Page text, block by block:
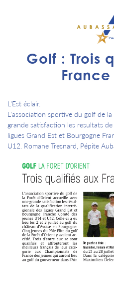
Golf : Trois
L'Est éclair.
L'association sportive du golf de
grande satisfaction les resultats
ligues Grand Est et Bourgogne
U12. Romane Tresnard, Pépite